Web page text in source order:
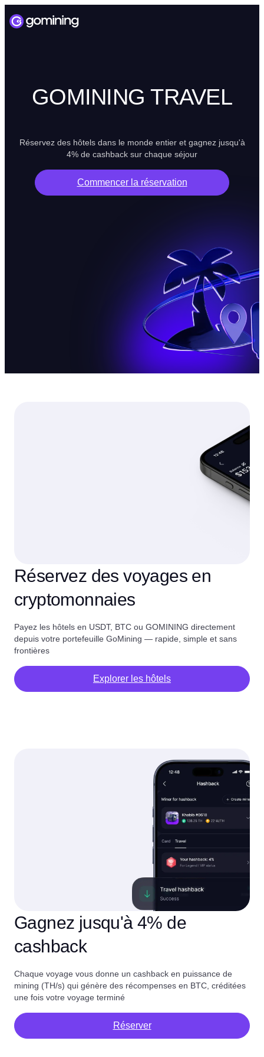
GOMINING TRAVEL
Réservez des hôtels dans le monde entier et gagnez jusqu'à
4% de cashback sur chaque séjour
Commencer la réservation
Réservez des voyages en
cryptomonnaies
Payez les hôtels en USDT, BTC ou GOMINING directement
depuis votre portefeuille GoMining — rapide, simple et sans
frontières
Explorer les hôtels
Gagnez jusqu'à 4% de
cashback
Chaque voyage vous donne un cashback en puissance de
mining (TH/s) qui génère des récompenses en BTC, créditées
une fois votre voyage terminé
Réserver